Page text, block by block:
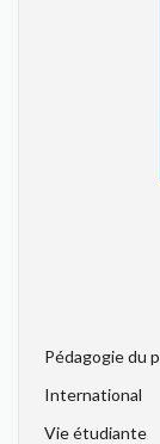
Pédagogie du
International
Vie étudiante